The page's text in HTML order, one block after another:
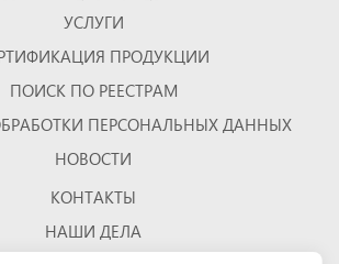
УСЛУГИ
ПРОДУКЦИИ
ПОИСК ПО РЕЕСТРАМ
ПЕРСОНАЛЬНЫХ ДАННЫХ
НОВОСТИ
КОНТАКТЫ
НАШИ ДЕЛА